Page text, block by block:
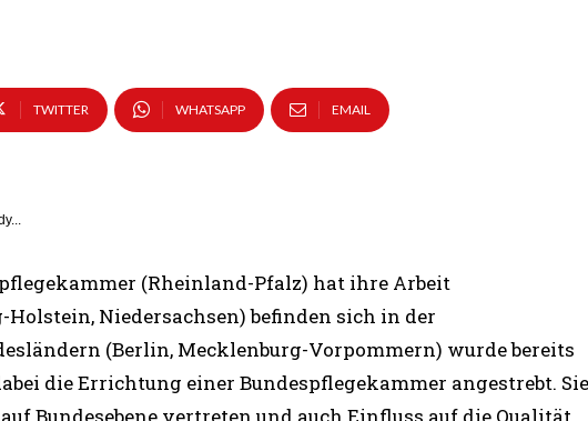
TWITTER WHATSAPP EMAIL
(Rheinland-Pfalz) hat ihre Arbeit
Niedersachsen) befinden sich in der
(Berlin, Mecklenburg-Vorpommern) wurde bereits
die Errichtung einer Bundespflegekammer angestrebt. Sie
Bundesebene vertreten und auch Einfluss auf die Qualität